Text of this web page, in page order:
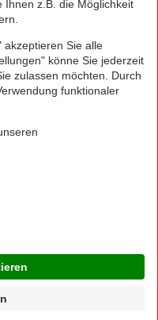
und
und noch
sehen Sie alle Angebote aus Ihrer